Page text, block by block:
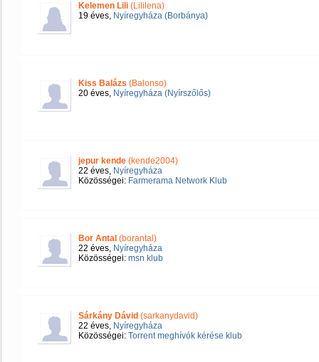
Kelemen Lili (Lililena)
19 éves, Nyíregyháza (Borbánya)
Kiss Balázs (Balonso)
20 éves, Nyíregyháza (Nyírszőlős)
jepur kende (kende2004)
22 éves, Nyíregyháza
Közösségei: Farmerama Network Klub
Bor Antal (borantal)
22 éves, Nyíregyháza
Közösségei: msn klub
Sárkány Dávid (sarkanydavid)
22 éves, Nyíregyháza
Közösségei: Torrent meghívók kérése klub